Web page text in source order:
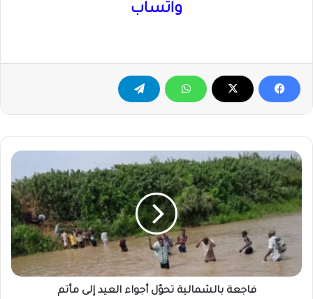
واتساب
فاجعة
بالشمالية
تحوّل
أجواء
العيد
مأتم
فاجعة بالشمالية تحوّل أجواء العيد إلى مأتم